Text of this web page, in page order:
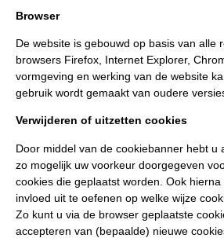
Browser
De website is gebouwd op basis van alle
browsers Firefox, Internet Explorer,
vormgeving en werking van de website
gebruik wordt gemaakt van oudere
Verwijderen of uitzetten cookies
Door middel van de cookiebanner hebt u
zo mogelijk uw voorkeur doorgegeven
cookies die geplaatst worden. Ook
invloed uit te oefenen op welke wijze
Zo kunt u via de browser geplaatste
accepteren van (bepaalde) nieuwe